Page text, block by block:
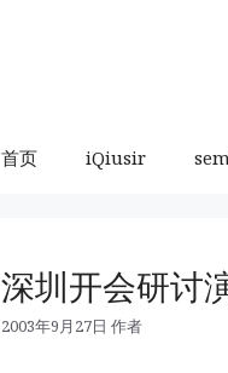
首页 iQiusir
深圳开会研讨
2003年9月27日 作者